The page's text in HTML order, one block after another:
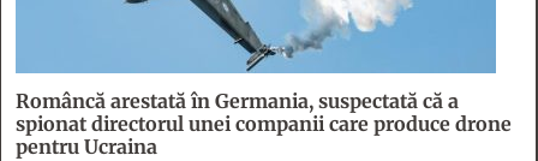
Româncă arestată în Germania, suspectată că a
spionat directorul unei companii care produce drone
pentru Ucraina